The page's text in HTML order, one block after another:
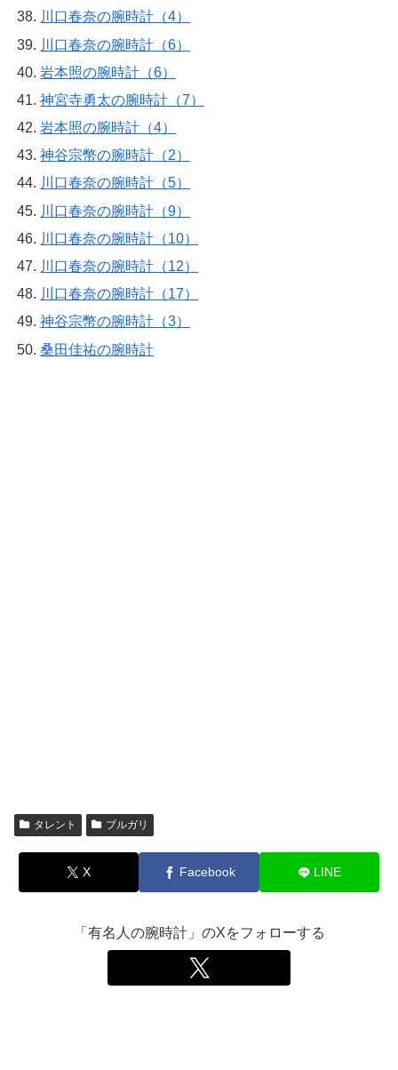
川口春奈の腕時計（4）
川口春奈の腕時計（6）
岩本照の腕時計（6）
神宮寺勇太の腕時計（7）
岩本照の腕時計（4）
神谷宗幣の腕時計（2）
川口春奈の腕時計（5）
川口春奈の腕時計（9）
川口春奈の腕時計（10）
川口春奈の腕時計（12）
川口春奈の腕時計（17）
神谷宗幣の腕時計（3）
桑田佳祐の腕時計
タレント ブルガリ
X Facebook LINE
「有名人の腕時計」のXをフォローする